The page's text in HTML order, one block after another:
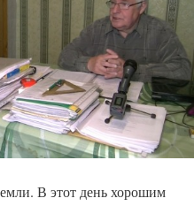
В этот день хорошим